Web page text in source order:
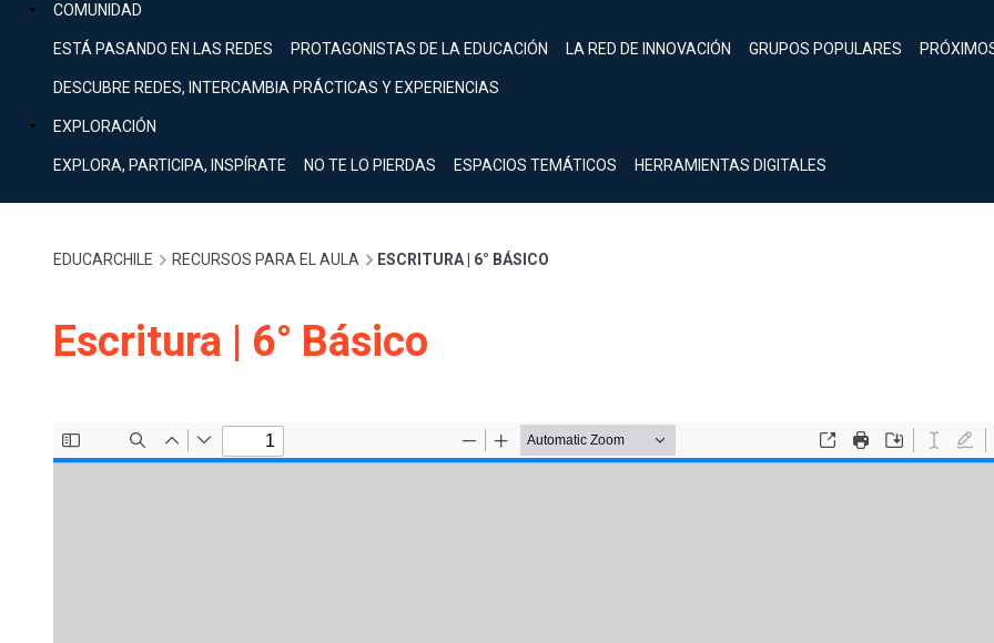
mi
cuenta
COMUNIDAD
ESTÁ PASANDO EN LAS REDES PROTAGONISTAS DE LA EDUCACIÓN LA RED DE INNOVACIÓN GRUPOS POPULARES
DESCUBRE REDES, INTERCAMBIA PRÁCTICAS Y EXPERIENCIAS
EXPLORACIÓN
EXPLORA, PARTICIPA, INSPÍRATE NO TE LO PIERDAS ESPACIOS TEMÁTICOS HERRAMIENTAS DIGITALES
[Educarchile
Mobile]
Menú
Inicia
Sobrescribir
enlaces
ayuda
EDUCARCHILE RECURSOS PARA EL AULA ESCRITURA | 6° BÁSICO
Escritura | 6° Básico
Inicia sesión.